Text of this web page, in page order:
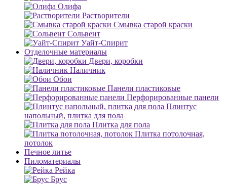
Олифа
Растворители
Смывка старой краски
Сольвент
Уайт-Спирит
Отделочные материалы
Двери, коробки
Наличник
Обои
Панели пластиковые
Перфорированные панели
Плинтус
напольный, плитка для пола
Плитка для пола
Плитка потолочная,
потолок
Печное литье
Пиломатериалы
Рейка
Брус